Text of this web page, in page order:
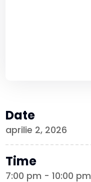
Date
aprilie 2, 2026
Time
7:00 pm - 10:00 pm